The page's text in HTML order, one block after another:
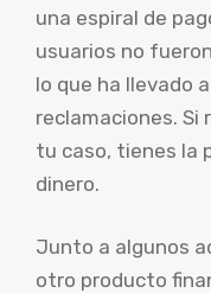
una espiral de
usuarios no
lo que ha llevado
reclamaciones. Si
tu caso, tienes la
dinero.
Junto a algunos
otro producto